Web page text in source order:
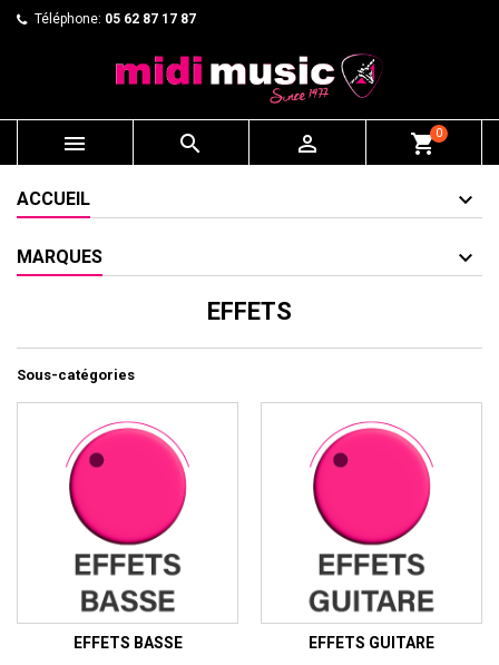
Téléphone: 05 62 87 17 87
   shopping_cart0
ACCUEIL
MARQUES
EFFETS
Sous-catégories
EFFETS BASSE EFFETS GUITARE